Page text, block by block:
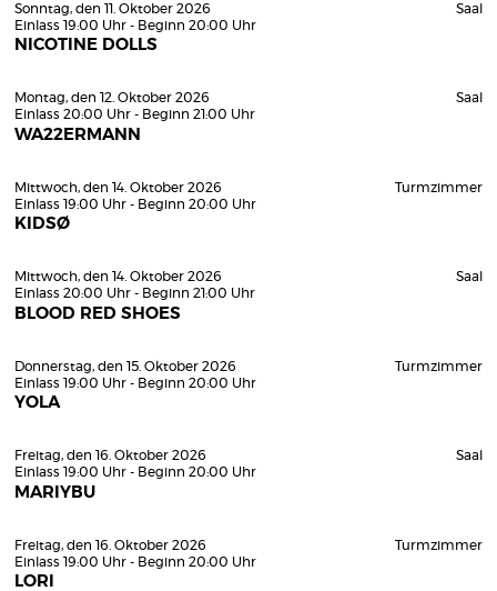
Sonntag, den 11. Oktober 2026
Einlass 19:00 Uhr - Beginn 20:00 Uhr
NICOTINE DOLLS
Saal
Montag, den 12. Oktober 2026
Einlass 20:00 Uhr - Beginn 21:00 Uhr
WA22ERMANN
Saal
Mittwoch, den 14. Oktober 2026
Einlass 19:00 Uhr - Beginn 20:00 Uhr
KIDSØ
Turmzimmer
Mittwoch, den 14. Oktober 2026
Einlass 20:00 Uhr - Beginn 21:00 Uhr
BLOOD RED SHOES
Saal
Donnerstag, den 15. Oktober 2026
Einlass 19:00 Uhr - Beginn 20:00 Uhr
YOLA
Turmzimmer
Freitag, den 16. Oktober 2026
Einlass 19:00 Uhr - Beginn 20:00 Uhr
MARIYBU
Saal
Freitag, den 16. Oktober 2026
Einlass 19:00 Uhr - Beginn 20:00 Uhr
LORI
Turmzimmer